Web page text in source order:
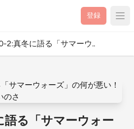
登録
2:真冬に語る「サマーウ..
語る「サマーウォー